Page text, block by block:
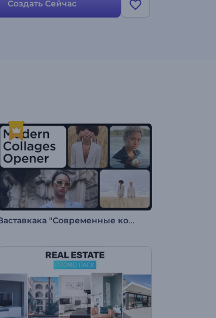
Создать Сейчас
Заставкака "Современные коллажи"